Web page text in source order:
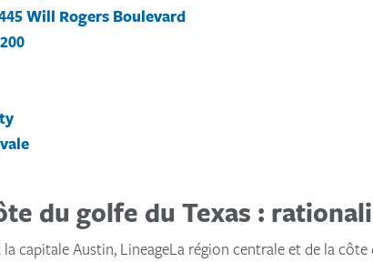
Will Rogers Boulevard
du golfe du Texas :
capitale Austin, LineageLa région centrale et de la